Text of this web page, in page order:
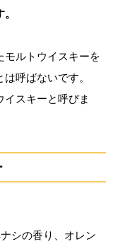
モルトウイスキーを
呼ばないです。
イスキーと呼びま
シの香り、オレン